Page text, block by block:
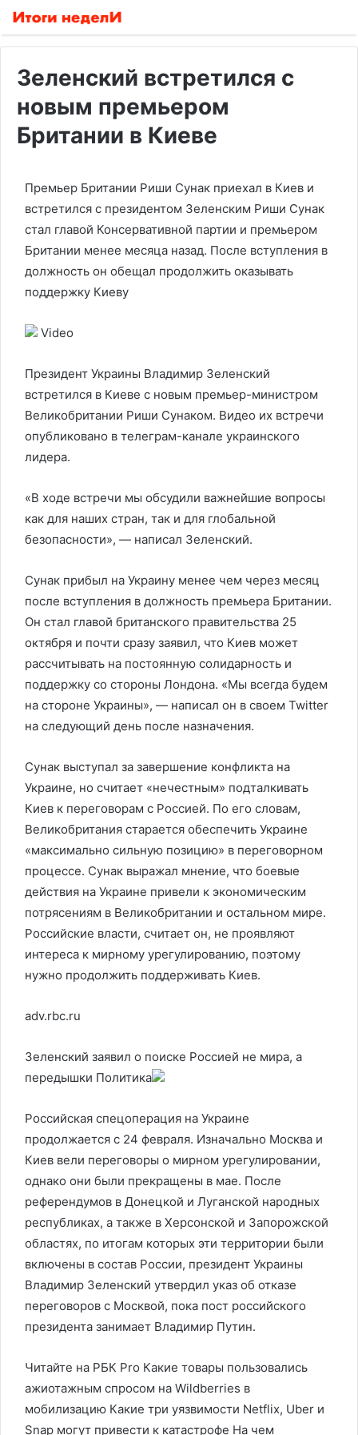
Зеленский встретился с
новым премьером
Британии в Киеве
Премьер Британии Риши Сунак приехал в Киев и
встретился с президентом Зеленским Риши Сунак
стал главой Консервативной партии и премьером
Британии менее месяца назад. После вступления в
должность он обещал продолжить оказывать
поддержку Киеву
Video
Президент Украины Владимир Зеленский
встретился в Киеве с новым премьер-министром
Великобритании Риши Сунаком. Видео их встречи
опубликовано в телеграм-канале украинского
лидера.
«В ходе встречи мы обсудили важнейшие вопросы
как для наших стран, так и для глобальной
безопасности», — написал Зеленский.
Сунак прибыл на Украину менее чем через месяц
после вступления в должность премьера Британии.
Он стал главой британского правительства 25
октября и почти сразу заявил, что Киев может
рассчитывать на постоянную солидарность и
поддержку со стороны Лондона. «Мы всегда будем
на стороне Украины», — написал он в своем Twitter
на следующий день после назначения.
Сунак выступал за завершение конфликта на
Украине, но считает «нечестным» подталкивать
Киев к переговорам с Россией. По его словам,
Великобритания старается обеспечить Украине
«максимально сильную позицию» в переговорном
процессе. Сунак выражал мнение, что боевые
действия на Украине привели к экономическим
потрясениям в Великобритании и остальном мире.
Российские власти, считает он, не проявляют
интереса к мирному урегулированию, поэтому
нужно продолжить поддерживать Киев.
adv.rbc.ru
Зеленский заявил о поиске Россией не мира, а
передышки Политика
Российская спецоперация на Украине
продолжается с 24 февраля. Изначально Москва и
Киев вели переговоры о мирном урегулировании,
однако они были прекращены в мае. После
референдумов в Донецкой и Луганской народных
республиках, а также в Херсонской и Запорожской
областях, по итогам которых эти территории были
включены в состав России, президент Украины
Владимир Зеленский утвердил указ об отказе
переговоров с Москвой, пока пост российского
президента занимает Владимир Путин.
Читайте на РБК Pro Какие товары пользовались
ажиотажным спросом на Wildberries в
мобилизацию Какие три уязвимости Netflix, Uber и
Snap могут привести к катастрофе На чем